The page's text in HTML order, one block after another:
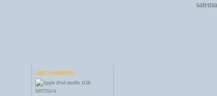
∴RECOMMEND